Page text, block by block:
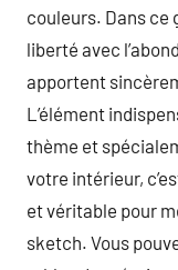
couleurs. Dans ce
liberté avec
apportent
L’élément
thème et
votre intérieur,
et véritable pour
sketch. Vous